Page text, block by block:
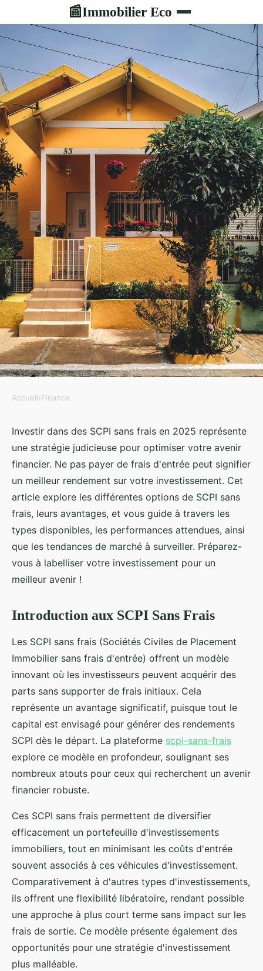
📰Immobilier Eco
Scpi sans frais : labellisez votre
avenir financier en 2025
admin•18 janvier 2025•5 min de lecture
Accueil›Finance
Investir dans des SCPI sans frais en 2025 représente
une stratégie judicieuse pour optimiser votre avenir
financier. Ne pas payer de frais d'entrée peut signifier
un meilleur rendement sur votre investissement. Cet
article explore les différentes options de SCPI sans
frais, leurs avantages, et vous guide à travers les
types disponibles, les performances attendues, ainsi
que les tendances de marché à surveiller. Préparez-
vous à labelliser votre investissement pour un
meilleur avenir !
Introduction aux SCPI Sans Frais
Les SCPI sans frais (Sociétés Civiles de Placement
Immobilier sans frais d'entrée) offrent un modèle
innovant où les investisseurs peuvent acquérir des
parts sans supporter de frais initiaux. Cela
représente un avantage significatif, puisque tout le
capital est envisagé pour générer des rendements
SCPI dès le départ. La plateforme scpi-sans-frais
explore ce modèle en profondeur, soulignant ses
nombreux atouts pour ceux qui recherchent un avenir
financier robuste.
Ces SCPI sans frais permettent de diversifier
efficacement un portefeuille d'investissements
immobiliers, tout en minimisant les coûts d'entrée
souvent associés à ces véhicules d'investissement.
Comparativement à d'autres types d'investissements,
ils offrent une flexibilité libératoire, rendant possible
une approche à plus court terme sans impact sur les
frais de sortie. Ce modèle présente également des
opportunités pour une stratégie d'investissement
plus malléable.